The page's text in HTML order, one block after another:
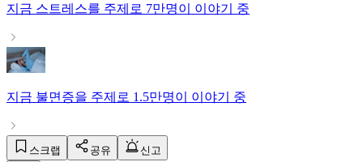
지금 스트레스를 주제로 7만명이 이야기 중
지금 불면증을 주제로 1.5만명이 이야기 중
스크랩 공유
신고